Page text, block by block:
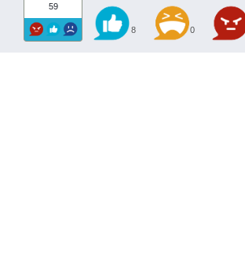
59
8 0